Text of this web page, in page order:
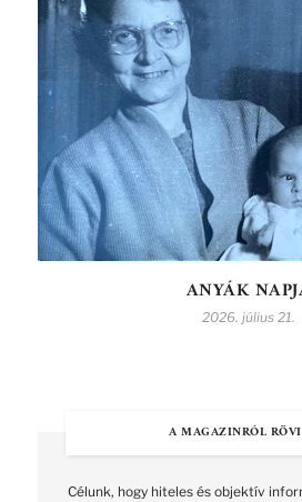
ANYÁK
2026. július 21.
A MAGAZINRÓL
Célunk, hogy hiteles és objektív